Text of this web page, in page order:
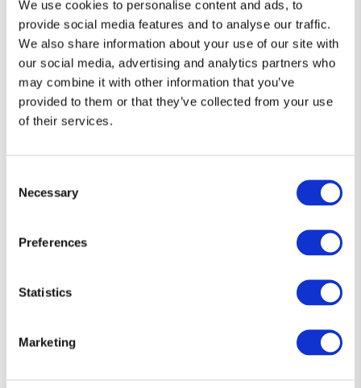
We use cookies to personalise content and ads, to
provide social media features and to analyse our traffic.
We also share information about your use of our site with
our social media, advertising and analytics partners who
may combine it with other information that you’ve
provided to them or that they’ve collected from your use
of their services.
Selection
Necessary
Preferences
Statistics
Marketing
Guía de Tallas